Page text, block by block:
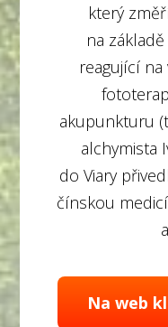
který
na
reagující
akupunkturu
alchymista
do Viary
čínskou
Na web